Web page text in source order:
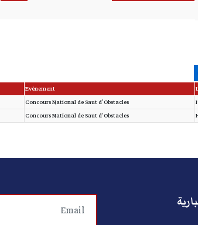
Evènement
Concours National de Saut d'Obstacles
Concours National de Saut d'Obstacles